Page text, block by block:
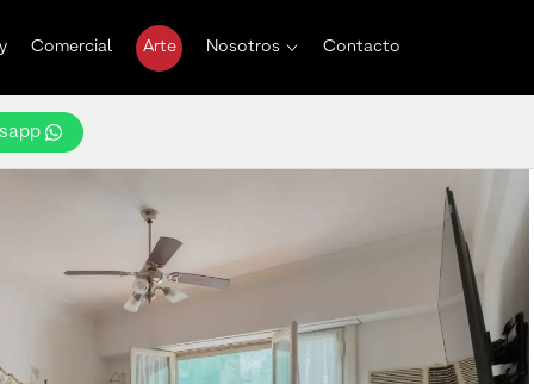
Comercial Arte Nosotros Contacto